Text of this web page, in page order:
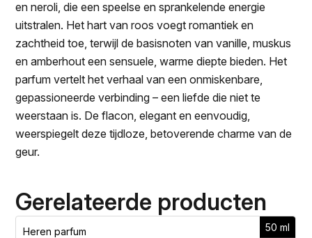
en neroli, die een speelse en sprankelende energie
uitstralen. Het hart van roos voegt romantiek en
zachtheid toe, terwijl de basisnoten van vanille, muskus
en amberhout een sensuele, warme diepte bieden. Het
parfum vertelt het verhaal van een onmiskenbare,
gepassioneerde verbinding – een liefde die niet te
weerstaan is. De flacon, elegant en eenvoudig,
weerspiegelt deze tijdloze, betoverende charme van de
geur.
Gerelateerde producten
50 ml
Heren parfum